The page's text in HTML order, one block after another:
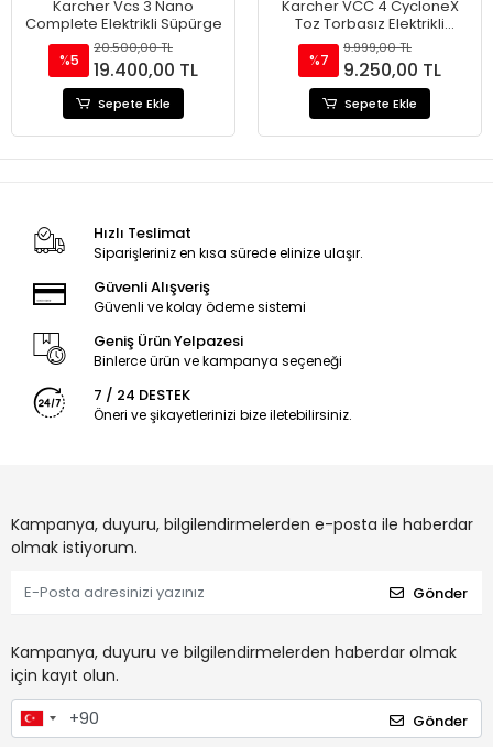
Karcher Vcs 3 Nano
Complete Elektrikli Süpürge
%5
20.500,00 TL
19.400,00 TL
Sepete Ekle
Karcher VCC 4 CycloneX
Toz Torbasız Elektrikli
Süpürge 800 W
%7
9.999,00 TL
9.250,00 TL
Sepete Ekle
Hızlı Teslimat
Siparişleriniz en kısa sürede elinize ulaşır.
Güvenli Alışveriş
Güvenli ve kolay ödeme sistemi
Geniş Ürün Yelpazesi
Binlerce ürün ve kampanya seçeneği
7 / 24 DESTEK
Öneri ve şikayetlerinizi bize iletebilirsiniz.
Kampanya, duyuru, bilgilendirmelerden e-posta ile haberdar
olmak istiyorum.
Gönder
Kampanya, duyuru ve bilgilendirmelerden haberdar olmak
için kayıt olun.
Gönder